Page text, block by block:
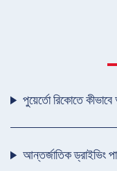
পুয়ের্তো রিকোতে
আন্তর্জাতিক ড্রাইভিং